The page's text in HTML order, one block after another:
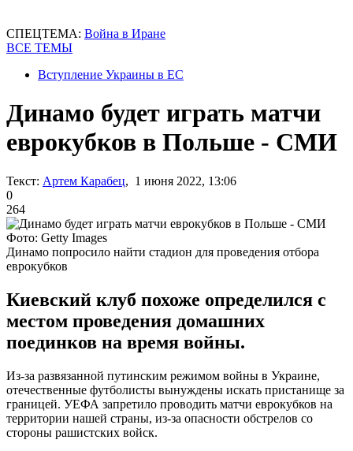
СПЕЦТЕМА: Война в Иране
ВСЕ ТЕМЫ
Вступление Украины в ЕС
Динамо будет играть матчи
еврокубков в Польше - СМИ
Текст: Артем Карабец, 1 июня 2022, 13:06
0
264
Фото: Getty Images
Динамо попросило найти стадион для проведения отбора
еврокубков
Киевский клуб похоже определился с
местом проведения домашних
поединков на время войны.
Из-за развязанной путинским режимом войны в Украине,
отечественные футболисты вынуждены искать пристанище за
границей. УЕФА запретило проводить матчи еврокубков на
территории нашей страны, из-за опасности обстрелов со
стороны рашистских войск.